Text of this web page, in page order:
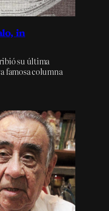
in
su última
famosa columna